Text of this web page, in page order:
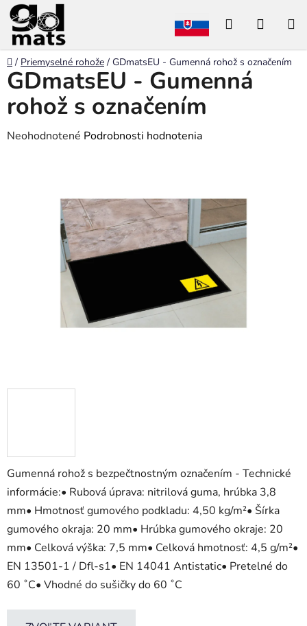
Prejsť
na
obsah
Hľadať
Domov
/ Priemyselné rohože / GDmatsEU - Gumenná rohož s označením
Gumenná rohož s bezpečtnostným označením - Technické
informácie:• Rubová úprava: nitrilová guma, hrúbka 3,8
mm• Hmotnosť gumového podkladu: 4,50 kg/m²• Šírka
gumového okraja: 20 mm• Hrúbka gumového okraje: 20
mm• Celková výška: 7,5 mm• Celková hmotnosť: 4,5 g/m²•
EN 13501-1 / Dfl-s1• EN 14041 Antistatic• Pretelné do
60 ˚C• Vhodné do sušičky do 60 ˚C
GDmatsEU - Gumenná
rohož s označením
Priemerné
Neohodnotené Podrobnosti hodnotenia